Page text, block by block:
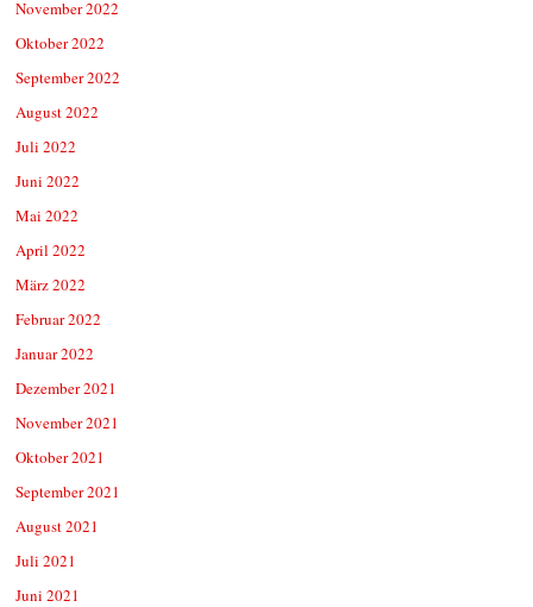
November 2022
Oktober 2022
September 2022
August 2022
Juli 2022
Juni 2022
Mai 2022
April 2022
März 2022
Februar 2022
Januar 2022
Dezember 2021
November 2021
Oktober 2021
September 2021
August 2021
Juli 2021
Juni 2021